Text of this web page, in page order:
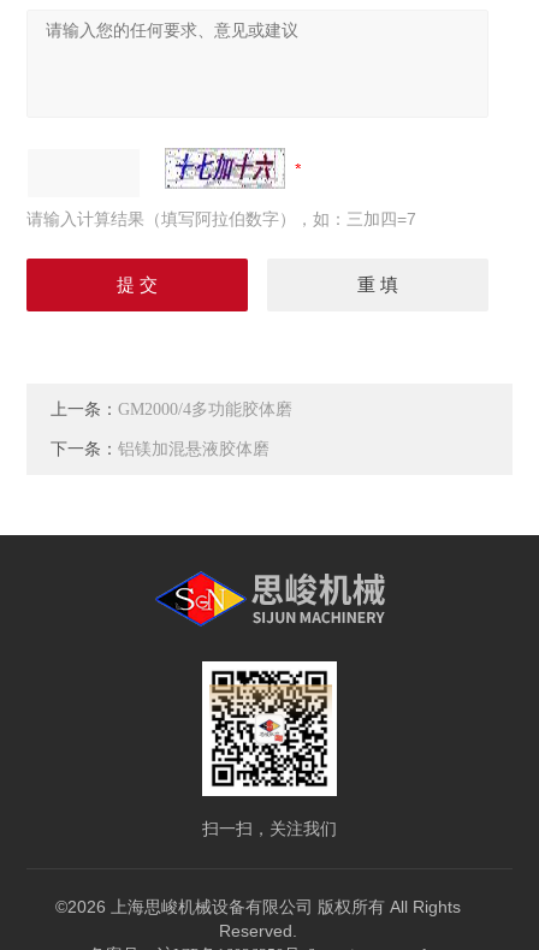
请输入计算结果（填写阿拉伯数字），如：三加四=7
上一条：GM2000/4多功能胶体磨
下一条：铝镁加混悬液胶体磨
扫一扫，关注我们
©2026 上海思峻机械设备有限公司 版权所有 All Rights
Reserved.